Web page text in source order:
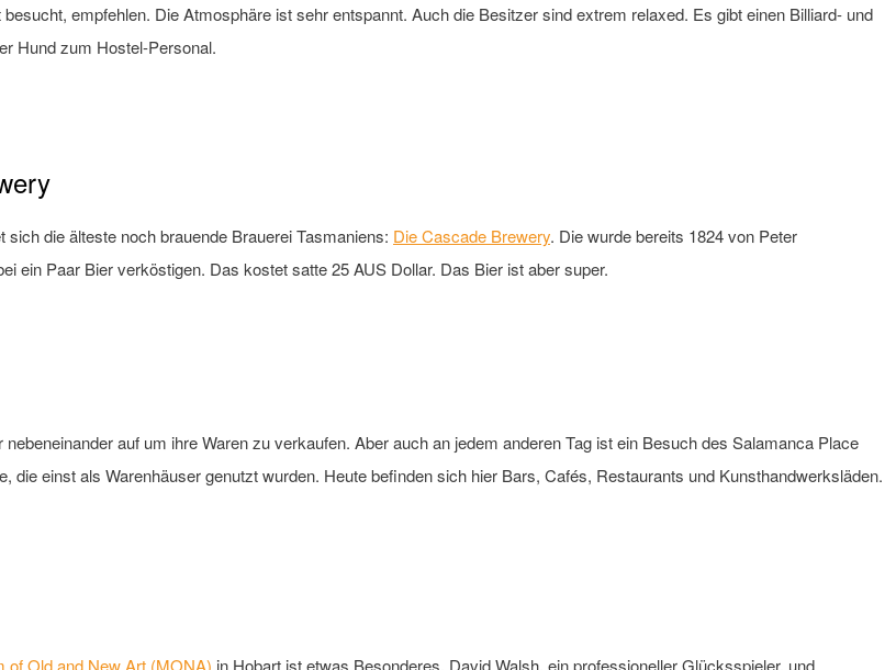
empfehlen. Die Atmosphäre ist sehr entspannt. Auch die Besitzer sind extrem relaxed. Es gibt einen Billiard- und
Hund zum Hostel-Personal.
die älteste noch brauende Brauerei Tasmaniens: Die Cascade Brewery. Die wurde bereits 1824 von Peter
ein Paar Bier verköstigen. Das kostet satte 25 AUS Dollar. Das Bier ist aber super.
auf um ihre Waren zu verkaufen. Aber auch an jedem anderen Tag ist ein Besuch des Salamanca Place
einst als Warenhäuser genutzt wurden. Heute befinden sich hier Bars, Cafés, Restaurants und Kunsthandwerksläden.
of Old and New Art (MONA) in Hobart ist etwas Besonderes. David Walsh, ein professioneller Glücksspieler, und